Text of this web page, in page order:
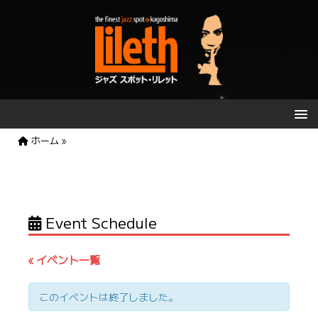
ホーム »
Event Schedule
« イベント一覧
このイベントは終了しました。